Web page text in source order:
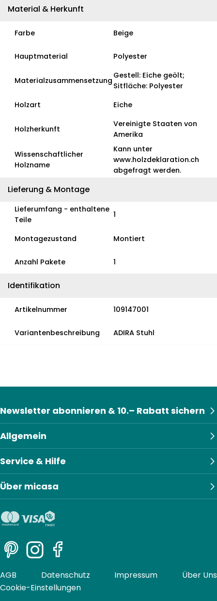
Material & Herkunft
Farbe Beige
Hauptmaterial Polyester
Materialzusammensetzung
Gestell: Eiche geölt;
Sitfläche: Polyester
Holzart
Eiche
Holzherkunft
Vereinigte Staaten von
Amerika
Wissenschaftlicher
Holzname
Kann unter
www.holzdeklaration.ch
abgefragt werden.
Lieferung & Montage
Lieferumfang - enthaltene
Teile
1
Montagezustand Montiert
Anzahl Pakete 1
Identifikation
Artikelnummer 109147001
Variantenbeschreibung ADIRA Stuhl
Allgemein
Service & Hilfe
Über micasa
Newsletter abonnieren & 10.– Rabatt sichern
PinterestInstagramFacebook
AGB Datenschutz Impressum
Über Uns
Cookie-Einstellungen